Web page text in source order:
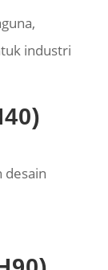
industri
desain